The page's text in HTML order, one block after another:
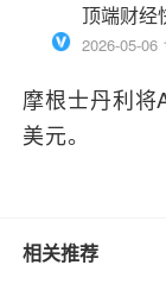
顶端财经
2026-05-06
摩根士丹利
美元。
相关推荐